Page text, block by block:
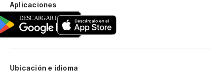
Aplicaciones
Ubicación e idioma